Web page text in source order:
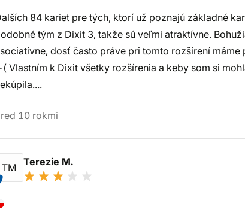
84 kariet pre tých, ktorí už poznajú základné
tým z Dixit 3, takže sú veľmi atraktívne.
dosť často práve pri tomto rozšírení
( Vlastním k Dixit všetky rozšírenia a keby som si
10 rokmi
TM Terezie M.